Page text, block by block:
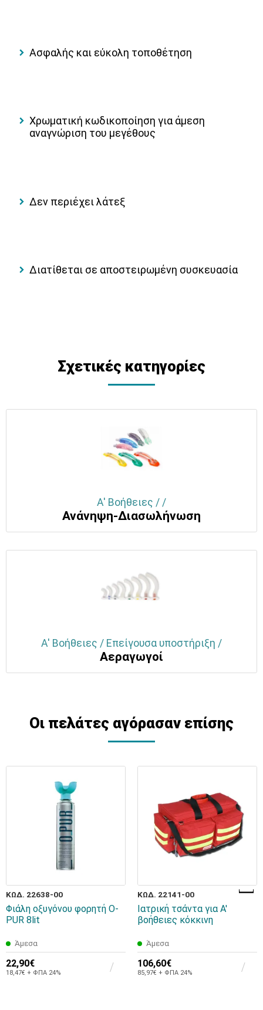
Ασφαλής και εύκολη τοποθέτηση
Χρωματική κωδικοποίηση για άμεση
αναγνώριση του μεγέθους
Δεν περιέχει λάτεξ
Διατίθεται σε αποστειρωμένη συσκευασία
Σχετικές κατηγορίες
Α' Βοήθειες / /
Ανάνηψη-Διασωλήνωση
Α' Βοήθειες / Επείγουσα υποστήριξη /
Αεραγωγοί
Οι πελάτες αγόρασαν επίσης
ΚΩΔ. 22638-00
Φιάλη οξυγόνου φορητή O-
PUR 8lit
Άμεσα
22,90€
18,47€ + ΦΠΑ 24%
ΚΩΔ. 22141-00
Ιατρική τσάντα για Α'
βοήθειες κόκκινη
Άμεσα
106,60€
85,97€ + ΦΠΑ 24%